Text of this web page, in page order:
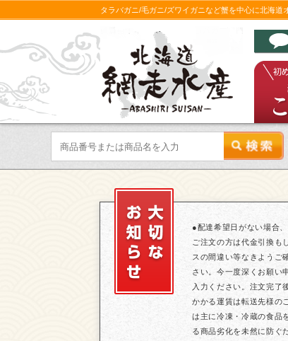
タラバガニ/毛ガニ/ズワイガニなど蟹を中心に北海道
●配達希望日がない場合
ご注文の方は代金引換も
スの間違い等なきようご
さい。今一度深くお願い
入力ください。注文完了
かかる運賃は転送先様の
は主に冷凍・冷蔵の食品
る商品劣化を未然に防ぐ